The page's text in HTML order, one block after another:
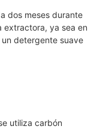
dos meses durante
extractora, ya sea en
detergente suave
utiliza carbón